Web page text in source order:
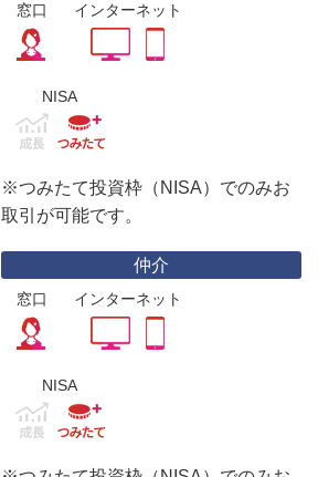
窓口 インターネット
NISA
※つみたて投資枠（NISA）でのみお
取引が可能です。
仲介
窓口 インターネット
NISA